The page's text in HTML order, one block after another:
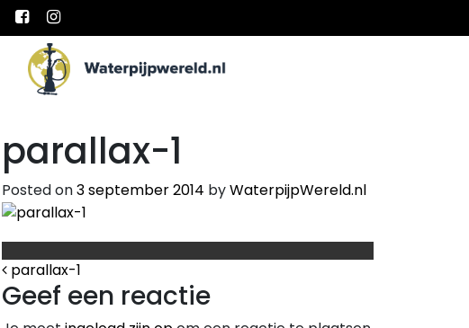
Main Navigation
parallax-1
Posted on3 september 2014 byWaterpijpWereld.nl
Bericht Navigatie
parallax-1
Geef een reactie